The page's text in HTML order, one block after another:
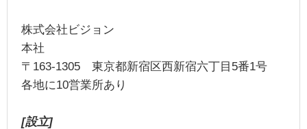
株式会社ビジョン
本社
〒163-1305 東京都新宿区西新宿六丁目5番1号
各地に10営業所あり
[設立]